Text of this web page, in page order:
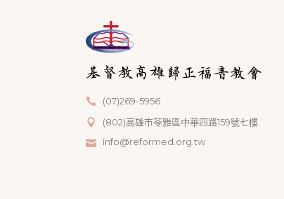
(07)269-5956
(802)高雄市苓雅區中華四路159號七樓
info@reformed.org.tw